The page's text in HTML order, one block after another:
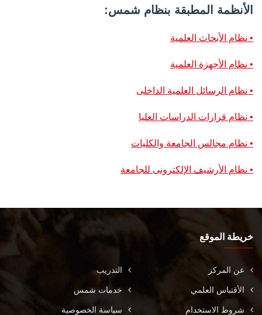
الأنظمة المطبقة بنظام شمس:
• نظام الأبحاث العلمية
• نظام الأجهزة العلمية
• نظام الرسائل العلمية الداخلى
• نظام قرارات الدراسات العليا
• نظام مجالس الجامعة والكليات
• نظام الأرشيف الإلكترونى للجامعة
خريطة الموقع
عن المركز التدريب
الأقتباس العلمي خدمات شمس
شروط الاستخدام سياسة الخصوصية